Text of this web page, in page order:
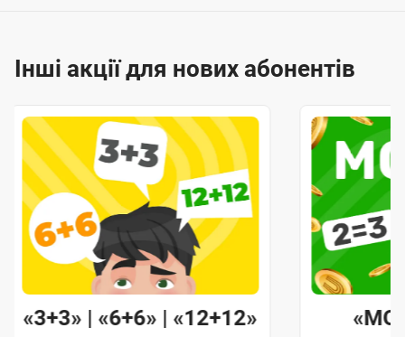
Інші акції для нових абонентів
«3+3» | «6+6» | «12+12»